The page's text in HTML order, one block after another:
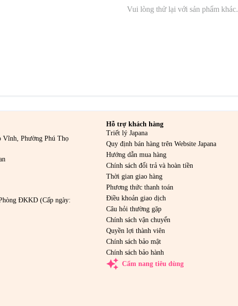
Vui lòng thử lại với sản phẩm khác.
Vĩnh, Phường Phú Thọ
ĐKKD (Cấp ngày:
Hỗ trợ khách hàng
Triết lý Japana
Quy định bán hàng trên Website Japana
Hướng dẫn mua hàng
Chính sách đổi trả và hoàn tiền
Thời gian giao hàng
Phương thức thanh toán
Điều khoản giao dịch
Câu hỏi thường gặp
Chính sách vận chuyển
Quyền lợi thành viên
Chính sách bảo mật
Chính sách bảo hành
auto_awesome Cẩm nang tiêu dùng